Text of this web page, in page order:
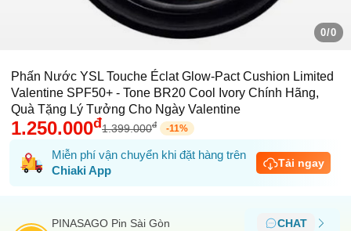
0/0
Phấn Nước YSL Touche Éclat Glow-Pact Cushion Limited
Valentine SPF50+ - Tone BR20 Cool Ivory Chính Hãng,
Quà Tặng Lý Tưởng Cho Ngày Valentine
1.250.000đ1.399.000đ -11%
Miễn phí vận chuyển khi đặt hàng trên
Chiaki App
Tải ngay
PINASAGO Pin Sài Gòn CHAT